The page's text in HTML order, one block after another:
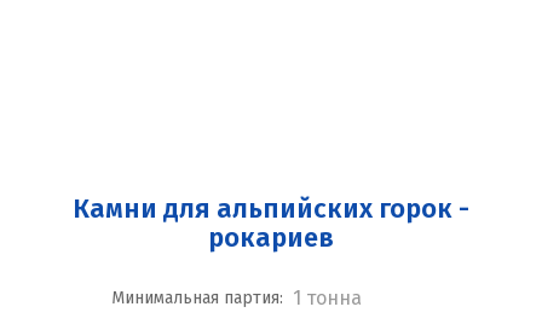
Камни для альпийских горок -
рокариев
Минимальная партия: 1 тонна